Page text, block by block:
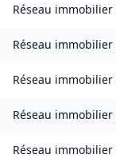
Réseau immobilier
Réseau immobilier
Réseau immobilier
Réseau immobilier
Réseau immobilier